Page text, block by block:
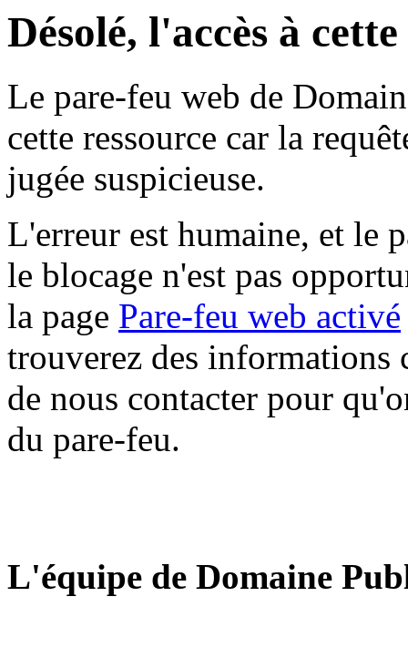
Désolé, l'accès à
Le pare-feu web de
cette ressource car la
jugée suspicieuse.
L'erreur est humaine, et le
le blocage n'est pas
la page Pare-feu web activé
trouverez des informations
de nous contacter pour
du pare-feu.
L'équipe de Domaine